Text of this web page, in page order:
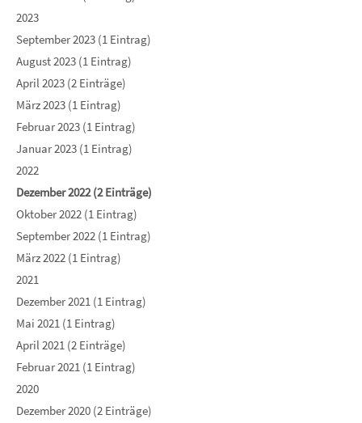
2023
September 2023 (1 Eintrag)
August 2023 (1 Eintrag)
April 2023 (2 Einträge)
März 2023 (1 Eintrag)
Februar 2023 (1 Eintrag)
Januar 2023 (1 Eintrag)
2022
Dezember 2022 (2 Einträge)
Oktober 2022 (1 Eintrag)
September 2022 (1 Eintrag)
März 2022 (1 Eintrag)
2021
Dezember 2021 (1 Eintrag)
Mai 2021 (1 Eintrag)
April 2021 (2 Einträge)
Februar 2021 (1 Eintrag)
2020
Dezember 2020 (2 Einträge)